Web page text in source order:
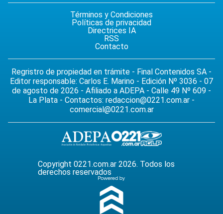
Términos y Condiciones
Políticas de privacidad
Directrices IA
RSS
Contacto
Regristro de propiedad en trámite - Final Contenidos SA -
Editor responsable: Carlos E. Marino - Edición Nº 3036 - 07
de agosto de 2026 - Afiliado a ADEPA - Calle 49 Nº 609 -
La Plata - Contactos: redaccion@0221.com.ar -
comercial@0221.com.ar
Copyright 0221.com.ar 2026. Todos los
derechos reservados